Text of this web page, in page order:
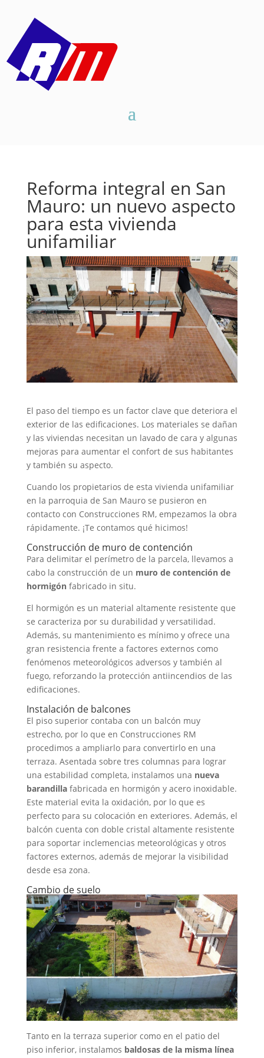
Reforma integral en San
Mauro: un nuevo aspecto
para esta vivienda
unifamiliar
El paso del tiempo es un factor clave que deteriora el
exterior de las edificaciones. Los materiales se dañan
y las viviendas necesitan un lavado de cara y algunas
mejoras para aumentar el confort de sus habitantes
y también su aspecto.
Cuando los propietarios de esta vivienda unifamiliar
en la parroquia de San Mauro se pusieron en
contacto con Construcciones RM, empezamos la obra
rápidamente. ¡Te contamos qué hicimos!
Construcción de muro de contención
Para delimitar el perímetro de la parcela, llevamos a
cabo la construcción de un muro de contención de
hormigónfabricado in situ.
El hormigón es un material altamente resistente que
se caracteriza por su durabilidad y versatilidad.
Además, su mantenimiento es mínimo y ofrece una
gran resistencia frente a factores externos como
fenómenos meteorológicos adversos y también al
fuego, reforzando la protección antiincendios de las
edificaciones.
Instalación de balcones
El piso superior contaba con un balcón muy
estrecho, por lo que en Construcciones RM
procedimos a ampliarlo para convertirlo en una
terraza. Asentada sobre tres columnas para lograr
una estabilidad completa, instalamos una nueva
barandillafabricada en hormigón y acero inoxidable.
Este material evita la oxidación, por lo que es
perfecto para su colocación en exteriores. Además, el
balcón cuenta con doble cristal altamente resistente
para soportar inclemencias meteorológicas y otros
factores externos, además de mejorar la visibilidad
desde esa zona.
Cambio de suelo
Tanto en la terraza superior como en el patio del
piso inferior, instalamos baldosas de la misma línea